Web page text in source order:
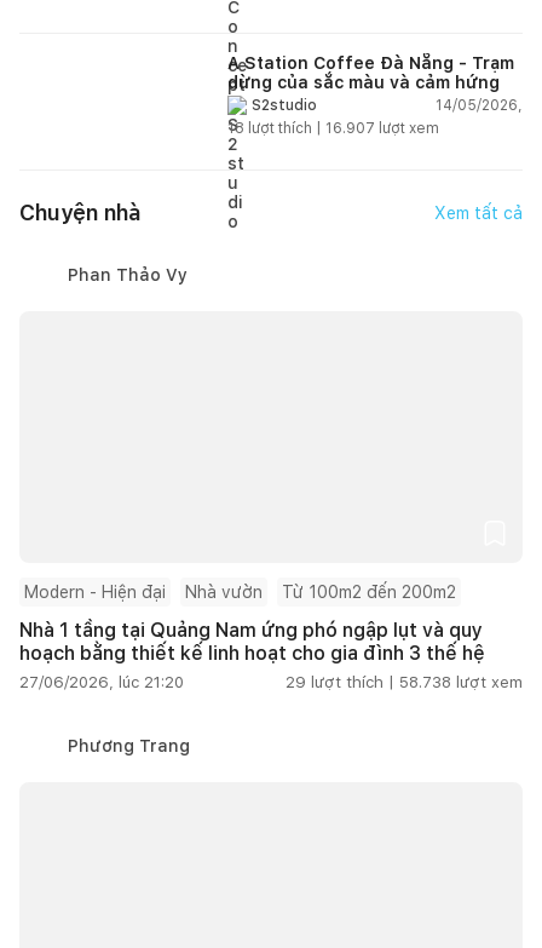
A Station Coffee Đà Nẵng - Trạm
dừng của sắc màu và cảm hứng
S2studio
14/05/2026,
18 lượt thích | 16.907 lượt xem
Chuyện nhà Xem tất cả
Phan Thảo Vy
Modern - Hiện đại Nhà vườn Từ 100m2 đến 200m2
Nhà 1 tầng tại Quảng Nam ứng phó ngập lụt và quy
hoạch bằng thiết kế linh hoạt cho gia đình 3 thế hệ
27/06/2026, lúc 21:20 29 lượt thích | 58.738 lượt xem
Phương Trang